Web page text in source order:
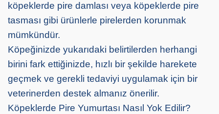
köpeklerde pire damlası veya köpeklerde pire
tasması gibi ürünlerle pirelerden korunmak
mümkündür.
Köpeğinizde yukarıdaki belirtilerden herhangi
birini fark ettiğinizde, hızlı bir şekilde harekete
geçmek ve gerekli tedaviyi uygulamak için bir
veterinerden destek almanız önerilir.
Köpeklerde Pire Yumurtası Nasıl Yok Edilir?